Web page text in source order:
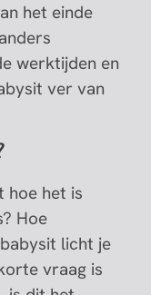
het einde
werktijden en
ver van
hoe het is
Hoe
licht je
vraag is